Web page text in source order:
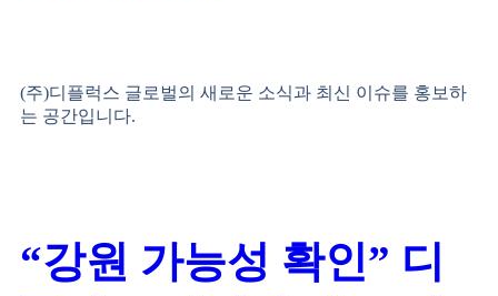
(주)디플럭스 글로벌의 새로운 소식과 최신 이슈를 홍보하
는 공간입니다.
“강원 가능성 확인” 디